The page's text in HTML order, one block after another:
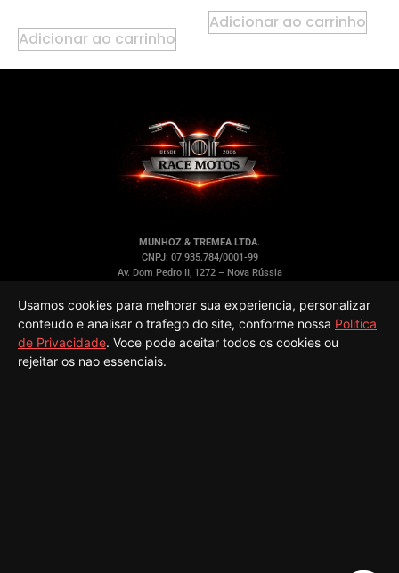
Usamos cookies para melhorar sua experiencia, personalizar
conteudo e analisar o trafego do site, conforme nossa Politica
de Privacidade. Voce pode aceitar todos os cookies ou
rejeitar os nao essenciais.
Adicionar ao carrinho
Adicionar ao carrinho
MUNHOZ & TREMEA LTDA.
CNPJ: 07.935.784/0001-99
Av. Dom Pedro II, 1272 – Nova Rússia
LINKS RÁPIDOS
Peças
Oficina
INFORMAÇÕES
Sobre Nós